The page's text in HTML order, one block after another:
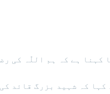
کہنا ہے کہ ہم اللّٰہ کی
کہا کہ شہید بزرگ قائد